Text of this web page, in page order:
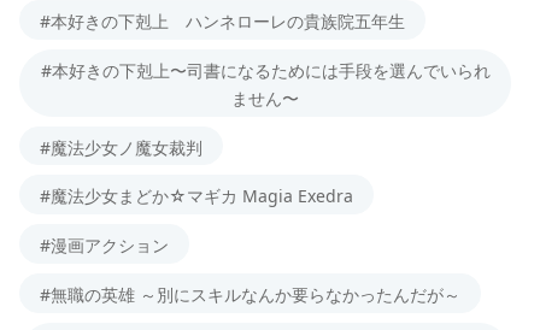
#本好きの下剋上 ハンネローレの貴族院五年生
#本好きの下剋上〜司書になるためには手段を選んでいられ
ません〜
#魔法少女ノ魔女裁判
#魔法少女まどか☆マギカ Magia Exedra
#漫画アクション
#無職の英雄 ～別にスキルなんか要らなかったんだが～